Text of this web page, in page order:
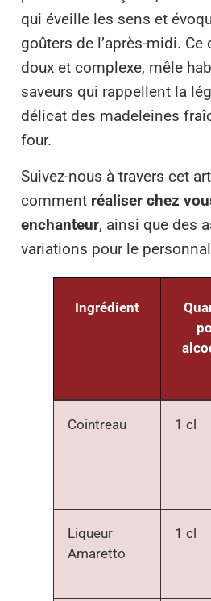
qui éveille les sens et
goûters de l’après-midi.
doux et complexe, mêle
saveurs qui rappellent la
délicat des madeleines
four.
Suivez-nous à travers cet
comment réaliser chez
enchanteur, ainsi que des
variations pour le
Ingrédient
Cointreau 1 cl
Liqueur
Amaretto
1 cl